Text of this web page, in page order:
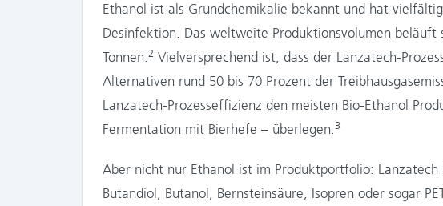
Ethanol ist als Grundchemikalie bekannt und hat
Desinfektion. Das weltweite Produktionsvolumen
Tonnen. 2 Vielversprechend ist, dass der Lanzatech-
Alternativen rund 50 bis 70 Prozent der
Lanzatech-Prozesseffizienz den meisten Bio-Ethanol
Fermentation mit Bierhefe – überlegen. 3
Aber nicht nur Ethanol ist im Produktportfolio: Lanzatech
Butandiol, Butanol, Bernsteinsäure, Isopren oder sogar